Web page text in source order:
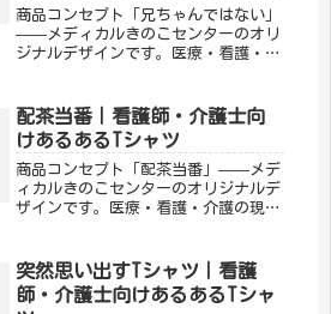
商品コンセプト「兄ちゃんではない」
——メディカルきのこセンターのオリ
ジナルデザインです。医療・看護・介
はもちろん、プレゼントにもぴったり
です。「メディカルきのこセンター」
が...
配茶当番｜看護師・介護士向
けあるあるTシャツ
商品コンセプト「配茶当番」——メデ
ィカルきのこセンターのオリジナルデ
ザインです。医療・看護・介護の現場
ん、プレゼントにもぴったりです。
「メディカルきのこセンター」が手が
ける...
突然思い出すTシャツ｜看護
師・介護士向けあるあるTシャ